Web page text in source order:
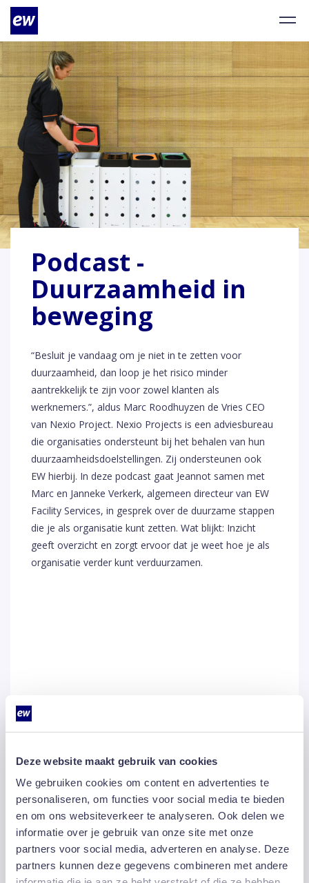
Deze website maakt gebruik van cookies
We gebruiken cookies om content en advertenties te
personaliseren, om functies voor social media te bieden
en om ons websiteverkeer te analyseren. Ook delen we
informatie over je gebruik van onze site met onze
partners voor social media, adverteren en analyse. Deze
partners kunnen deze gegevens combineren met andere
Podcast -
Duurzaamheid in
beweging
“Besluit je vandaag om je niet in te zetten voor
duurzaamheid, dan loop je het risico minder
aantrekkelijk te zijn voor zowel klanten als
werknemers.”, aldus Marc Roodhuyzen de Vries CEO
van Nexio Project. Nexio Projects is een adviesbureau
die organisaties ondersteunt bij het behalen van hun
duurzaamheidsdoelstellingen. Zij ondersteunen ook
EW hierbij. In deze podcast gaat Jeannot samen met
Marc en Janneke Verkerk, algemeen directeur van EW
Facility Services, in gesprek over de duurzame stappen
die je als organisatie kunt zetten. Wat blijkt: Inzicht
geeft overzicht en zorgt ervoor dat je weet hoe je als
organisatie verder kunt verduurzamen.
Podcast – Geef textiel een tweede